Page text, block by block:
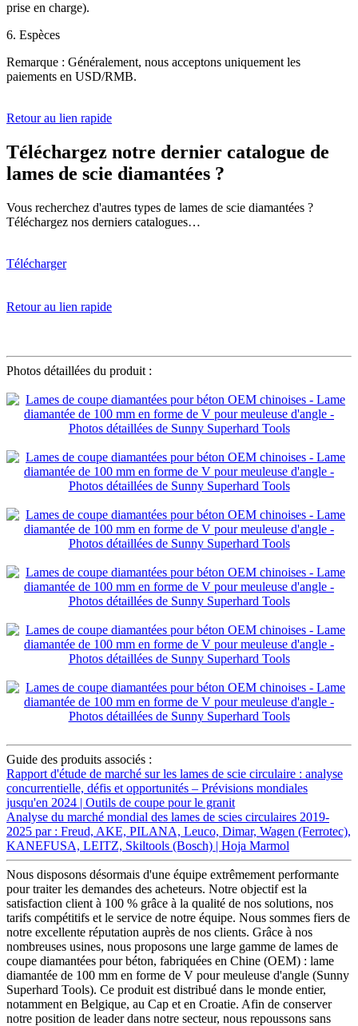
prise en charge).
6. Espèces
Remarque : Généralement, nous acceptons uniquement les
paiements en USD/RMB.
Retour au lien rapide
Téléchargez notre dernier catalogue de
lames de scie diamantées ?
Vous recherchez d'autres types de lames de scie diamantées ?
Téléchargez nos derniers catalogues…
Télécharger
Retour au lien rapide
Photos détaillées du produit :
Guide des produits associés :
Rapport d'étude de marché sur les lames de scie circulaire : analyse
concurrentielle, défis et opportunités – Prévisions mondiales
jusqu'en 2024 | Outils de coupe pour le granit
Analyse du marché mondial des lames de scies circulaires 2019-
2025 par : Freud, AKE, PILANA, Leuco, Dimar, Wagen (Ferrotec),
KANEFUSA, LEITZ, Skiltools (Bosch) | Hoja Marmol
Nous disposons désormais d'une équipe extrêmement performante
pour traiter les demandes des acheteurs. Notre objectif est la
satisfaction client à 100 % grâce à la qualité de nos solutions, nos
tarifs compétitifs et le service de notre équipe. Nous sommes fiers de
notre excellente réputation auprès de nos clients. Grâce à nos
nombreuses usines, nous proposons une large gamme de lames de
coupe diamantées pour béton, fabriquées en Chine (OEM) : lame
diamantée de 100 mm en forme de V pour meuleuse d'angle (Sunny
Superhard Tools). Ce produit est distribué dans le monde entier,
notamment en Belgique, au Cap et en Croatie. Afin de conserver
notre position de leader dans notre secteur, nous repoussons sans